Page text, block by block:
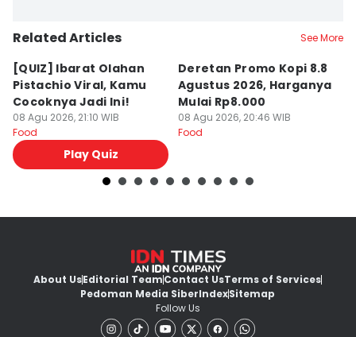
Related Articles See More
[QUIZ] Ibarat Olahan
Pistachio Viral, Kamu
Cocoknya Jadi Ini!
08 Agu 2026, 21:10 WIB
Food
Play Quiz
Deretan Promo Kopi 8.8
Agustus 2026, Harganya
Mulai Rp8.000
08 Agu 2026, 20:46 WIB
Food
About UsEditorial TeamContact UsTerms of Services
Pedoman Media SiberIndexSitemap
Follow Us